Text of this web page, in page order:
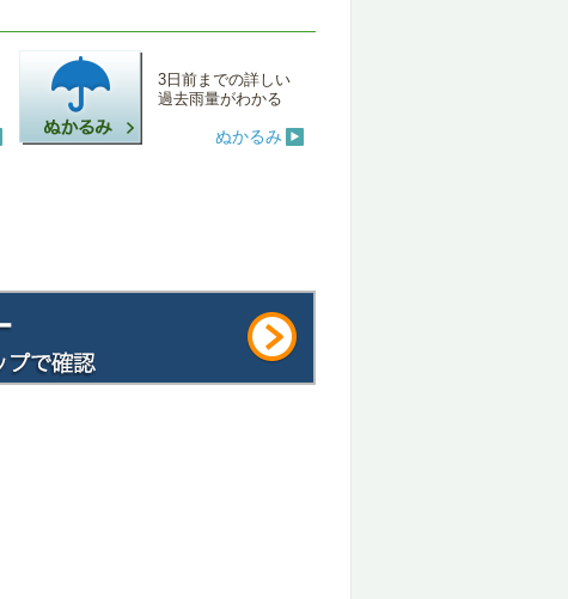
3日前までの詳しい
過去雨量がわかる
ぬかるみ